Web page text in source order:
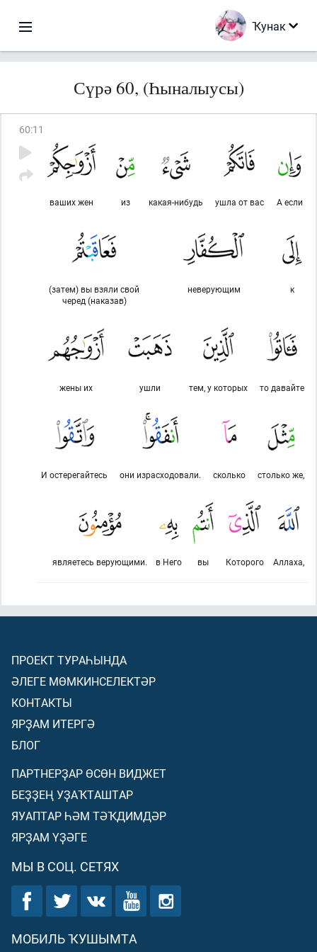
Ҡунак
Сүрә 60, (Һыналыусы)
60:11
А если
ушла от вас
какая-нибудь
из
ваших жен
к
неверующим
(затем) вы взяли свой
черед (наказав)
то давайте
тем, у которых
ушли
жены их
столько же,
сколько
они израсходовали.
И остерегайтесь
Аллаха,
Которого
вы
в Него
являетесь верующими.
ПРОЕКТ ТУРАҺЫНДА
ӘЛЕГЕ МӨМКИНСЕЛЕКТӘР
КОНТАКТЫ
ЯРҘАМ ИТЕРГӘ
БЛОГ
ПАРТНЕРҘАР ӨСӨН ВИДЖЕТ
БЕҘҘЕҢ УҘАҠТАШТАР
ЯУАПТАР ҺӘМ ТӘҠДИМДӘР
ЯРҘАМ ҮҘӘГЕ
МЫ В СОЦ. СЕТЯХ
МОБИЛЬ ҠУШЫМТА